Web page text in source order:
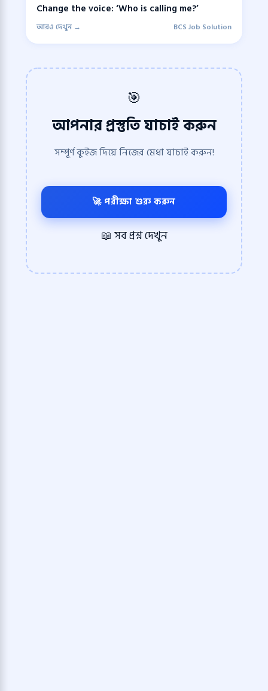
Change the voice: ‘Who is calling me?’
আরও দেখুন → BCS Job Solution
🎯
আপনার প্রস্তুতি যাচাই করুন
সম্পূর্ণ কুইজ দিয়ে নিজের মেধা যাচাই করুন!
🚀 পরীক্ষা শুরু করুন
📖 সব প্রশ্ন দেখুন